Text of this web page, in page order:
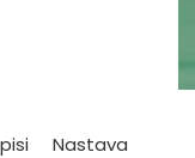
Nastava